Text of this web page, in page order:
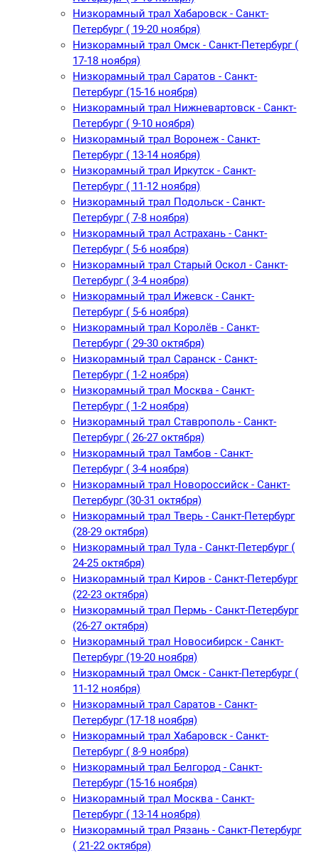
Низкорамный трал Хабаровск - Санкт-
Петербург ( 19-20 ноября)
Низкорамный трал Омск - Санкт-Петербург (
17-18 ноября)
Низкорамный трал Саратов - Санкт-
Петербург (15-16 ноября)
Низкорамный трал Нижневартовск - Санкт-
Петербург ( 9-10 ноября)
Низкорамный трал Воронеж - Санкт-
Петербург ( 13-14 ноября)
Низкорамный трал Иркутск - Санкт-
Петербург ( 11-12 ноября)
Низкорамный трал Подольск - Санкт-
Петербург ( 7-8 ноября)
Низкорамный трал Астрахань - Санкт-
Петербург ( 5-6 ноября)
Низкорамный трал Старый Оскол - Санкт-
Петербург ( 3-4 ноября)
Низкорамный трал Ижевск - Санкт-
Петербург ( 5-6 ноября)
Низкорамный трал Королёв - Санкт-
Петербург ( 29-30 октября)
Низкорамный трал Саранск - Санкт-
Петербург ( 1-2 ноября)
Низкорамный трал Москва - Санкт-
Петербург ( 1-2 ноября)
Низкорамный трал Ставрополь - Санкт-
Петербург ( 26-27 октября)
Низкорамный трал Тамбов - Санкт-
Петербург ( 3-4 ноября)
Низкорамный трал Новороссийск - Санкт-
Петербург (30-31 октября)
Низкорамный трал Тверь - Санкт-Петербург
(28-29 октября)
Низкорамный трал Тула - Санкт-Петербург (
24-25 октября)
Низкорамный трал Киров - Санкт-Петербург
(22-23 октября)
Низкорамный трал Пермь - Санкт-Петербург
(26-27 октября)
Низкорамный трал Новосибирск - Санкт-
Петербург (19-20 ноября)
Низкорамный трал Омск - Санкт-Петербург (
11-12 ноября)
Низкорамный трал Саратов - Санкт-
Петербург (17-18 ноября)
Низкорамный трал Хабаровск - Санкт-
Петербург ( 8-9 ноября)
Низкорамный трал Белгород - Санкт-
Петербург (15-16 ноября)
Низкорамный трал Москва - Санкт-
Петербург ( 13-14 ноября)
Низкорамный трал Рязань - Санкт-Петербург
( 21-22 октября)